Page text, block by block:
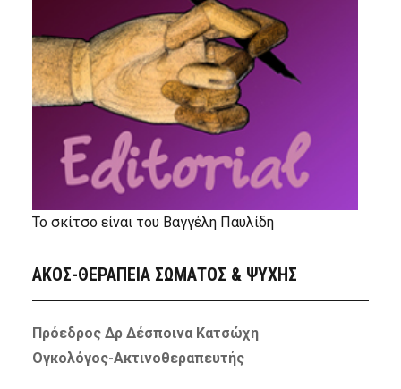
Το σκίτσο είναι του Βαγγέλη Παυλίδη
ΑΚΟΣ-ΘΕΡΑΠΕΙΑ ΣΩΜΑΤΟΣ & ΨΥΧΗΣ
Πρόεδρος Δρ Δέσποινα Κατσώχη
Ογκολόγος-Ακτινοθεραπευτής